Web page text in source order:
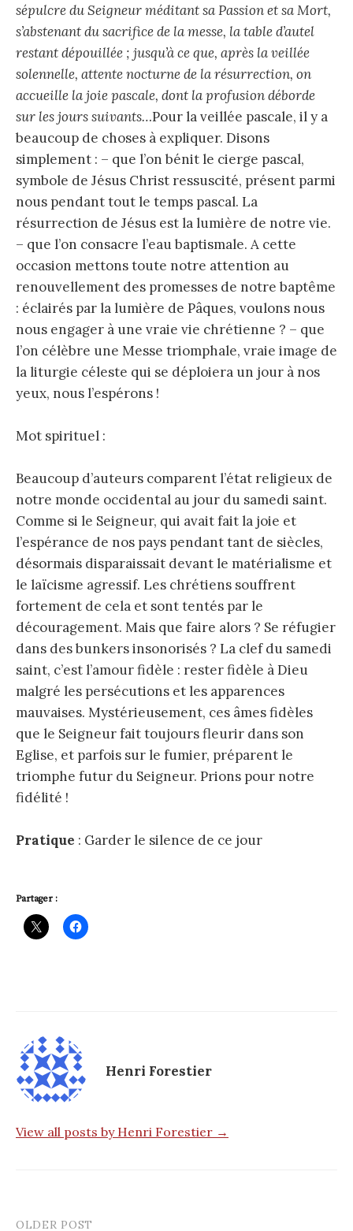
sépulcre du Seigneur méditant sa Passion et sa Mort,
s’abstenant du sacrifice de la messe, la table d’autel
restant dépouillée ; jusqu’à ce que, après la veillée
solennelle, attente nocturne de la résurrection, on
accueille la joie pascale, dont la profusion déborde
sur les jours suivants…Pour la veillée pascale, il y a
beaucoup de choses à expliquer. Disons
simplement : – que l’on bénit le cierge pascal,
symbole de Jésus Christ ressuscité, présent parmi
nous pendant tout le temps pascal. La
résurrection de Jésus est la lumière de notre vie.
– que l’on consacre l’eau baptismale. A cette
occasion mettons toute notre attention au
renouvellement des promesses de notre baptême
: éclairés par la lumière de Pâques, voulons nous
nous engager à une vraie vie chrétienne ? – que
l’on célèbre une Messe triomphale, vraie image de
la liturgie céleste qui se déploiera un jour à nos
yeux, nous l’espérons !
Mot spirituel :
Beaucoup d’auteurs comparent l’état religieux de
notre monde occidental au jour du samedi saint.
Comme si le Seigneur, qui avait fait la joie et
l’espérance de nos pays pendant tant de siècles,
désormais disparaissait devant le matérialisme et
le laïcisme agressif. Les chrétiens souffrent
fortement de cela et sont tentés par le
découragement. Mais que faire alors ? Se réfugier
dans des bunkers insonorisés ? La clef du samedi
saint, c’est l’amour fidèle : rester fidèle à Dieu
malgré les persécutions et les apparences
mauvaises. Mystérieusement, ces âmes fidèles
que le Seigneur fait toujours fleurir dans son
Eglise, et parfois sur le fumier, préparent le
triomphe futur du Seigneur. Prions pour notre
fidélité !
Pratique : Garder le silence de ce jour
Partager :
Henri Forestier
View all posts by Henri Forestier →
OLDER POST